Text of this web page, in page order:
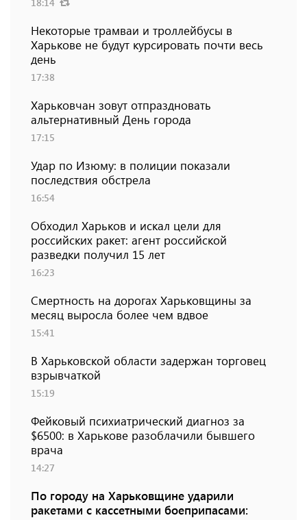
18:14
Некоторые трамваи и троллейбусы в
Харькове не будут курсировать почти весь
день
17:38
Харьковчан зовут отпраздновать
альтернативный День города
17:15
Удар по Изюму: в полиции показали
последствия обстрела
16:54
Обходил Харьков и искал цели для
российских ракет: агент российской
разведки получил 15 лет
16:23
Смертность на дорогах Харьковщины за
месяц выросла более чем вдвое
15:41
В Харьковской области задержан торговец
взрывчаткой
15:19
Фейковый психиатрический диагноз за
$6500: в Харькове разоблачили бывшего
врача
14:27
По городу на Харьковщине ударили
ракетами с кассетными боеприпасами: